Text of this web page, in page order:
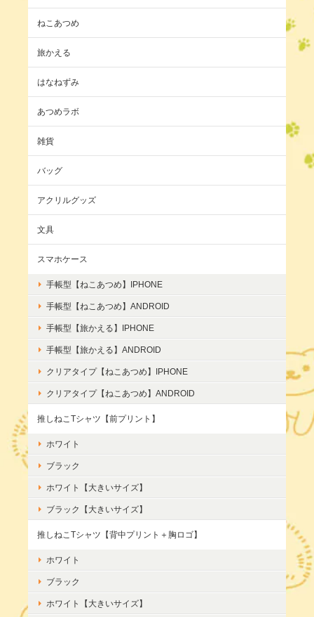
ねこあつめ
旅かえる
はなねずみ
あつめラボ
雑貨
バッグ
アクリルグッズ
文具
スマホケース
手帳型【ねこあつめ】IPHONE
手帳型【ねこあつめ】ANDROID
手帳型【旅かえる】IPHONE
手帳型【旅かえる】ANDROID
クリアタイプ【ねこあつめ】IPHONE
クリアタイプ【ねこあつめ】ANDROID
推しねこTシャツ【前プリント】
ホワイト
ブラック
ホワイト【大きいサイズ】
ブラック【大きいサイズ】
推しねこTシャツ【背中プリント＋胸ロゴ】
ホワイト
ブラック
ホワイト【大きいサイズ】